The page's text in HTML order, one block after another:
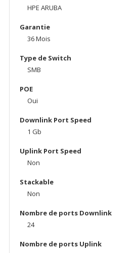
HPE ARUBA
Garantie
36 Mois
Type de Switch
SMB
POE
Oui
Downlink Port Speed
1 Gb
Uplink Port Speed
Non
Stackable
Non
Nombre de ports Downlink
24
Nombre de ports Uplink